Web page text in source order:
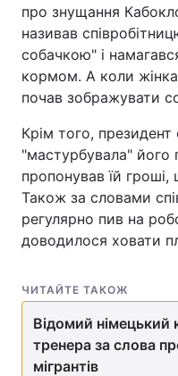
про знущання
називав
собачкою" і
кормом. А коли
почав зображувати
Крім того, президент
"мастурбувала" його
пропонував їй
Також за словами
регулярно пив на
доводилося ховати
ЧИТАЙТЕ ТАКОЖ
Відомий німецький
тренера за слова
мігрантів